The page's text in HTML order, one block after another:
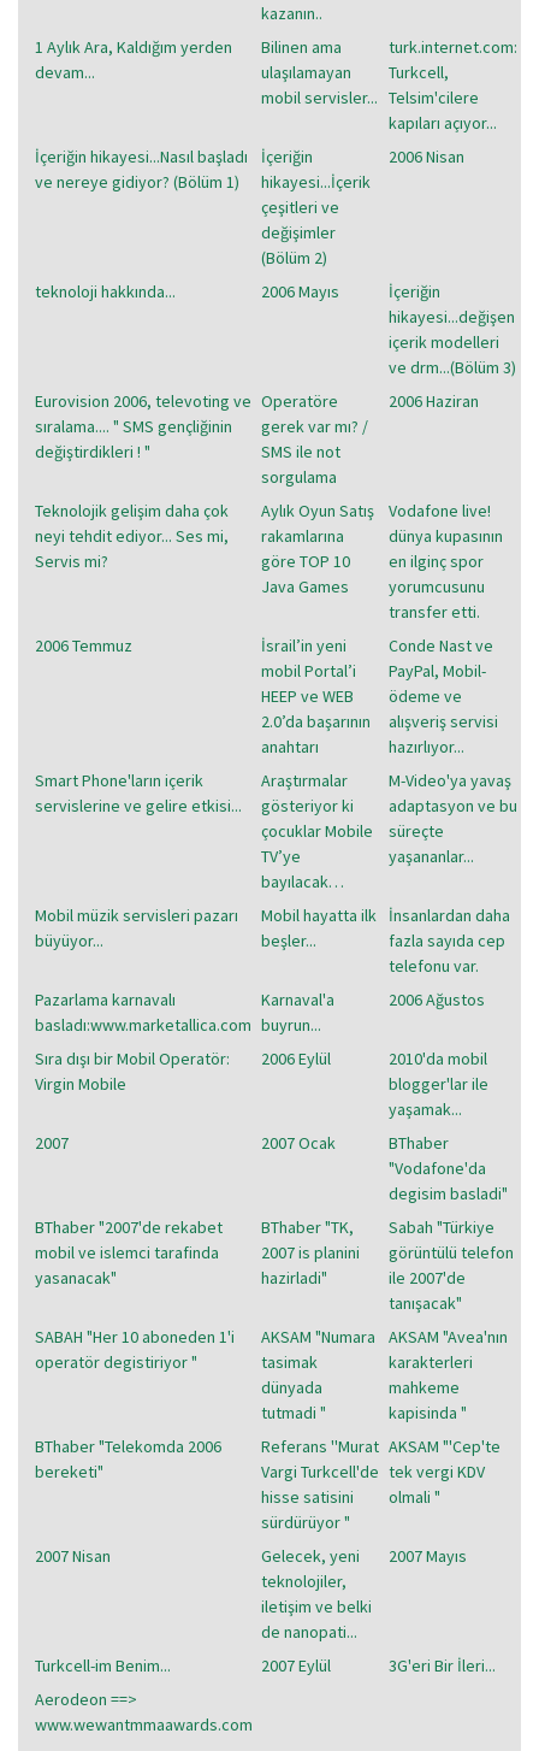
kazanın..
1 Aylık Ara, Kaldığım yerden
devam...
Bilinen ama
ulaşılamayan
mobil servisler...
turk.internet.com:
Turkcell,
Telsim'cilere
kapıları açıyor...
İçeriğin hikayesi...Nasıl başladı
ve nereye gidiyor? (Bölüm 1)
İçeriğin
hikayesi...İçerik
çeşitleri ve
değişimler
(Bölüm 2)
2006 Nisan
teknoloji hakkında... 2006 Mayıs
İçeriğin
hikayesi...değişen
içerik modelleri
ve drm...(Bölüm 3)
Eurovision 2006, televoting ve
sıralama.... " SMS gençliğinin
değiştirdikleri ! "
Operatöre
gerek var mı? /
SMS ile not
sorgulama
2006 Haziran
Teknolojik gelişim daha çok
neyi tehdit ediyor... Ses mi,
Servis mi?
Aylık Oyun Satış
rakamlarına
göre TOP 10
Java Games
Vodafone live!
dünya kupasının
en ilginç spor
yorumcusunu
transfer etti.
2006 Temmuz
İsrail’in yeni
mobil Portal’i
HEEP ve WEB
2.0’da başarının
anahtarı
Conde Nast ve
PayPal, Mobil-
ödeme ve
alışveriş servisi
hazırlıyor...
Smart Phone'ların içerik
servislerine ve gelire etkisi...
Araştırmalar
gösteriyor ki
çocuklar Mobile
TV’ye
bayılacak…
M-Video'ya yavaş
adaptasyon ve bu
süreçte
yaşananlar...
Mobil müzik servisleri pazarı
büyüyor...
Mobil hayatta ilk
beşler...
İnsanlardan daha
fazla sayıda cep
telefonu var.
Pazarlama karnavalı
basladı:www.marketallica.com
Karnaval'a
buyrun...
2006 Ağustos
Sıra dışı bir Mobil Operatör:
Virgin Mobile
2006 Eylül
2010'da mobil
blogger'lar ile
yaşamak...
2007
2007 Ocak
BThaber
"Vodafone'da
degisim basladi"
BThaber "2007'de rekabet
mobil ve islemci tarafinda
yasanacak"
BThaber "TK,
2007 is planini
hazirladi"
Sabah "Türkiye
görüntülü telefon
ile 2007'de
tanışacak"
SABAH "Her 10 aboneden 1'i
operatör degistiriyor "
AKSAM "Numara
tasimak
dünyada
tutmadi "
AKSAM "Avea'nın
karakterleri
mahkeme
kapisinda "
BThaber "Telekomda 2006
bereketi"
Referans ''Murat
Vargi Turkcell'de
hisse satisini
sürdürüyor "
AKSAM "'Cep'te
tek vergi KDV
olmali "
2007 Nisan
Gelecek, yeni
teknolojiler,
iletişim ve belki
de nanopati...
2007 Mayıs
Turkcell-im Benim... 2007 Eylül
3G'eri Bir İleri...
Aerodeon ==>
www.wewantmmaawards.com